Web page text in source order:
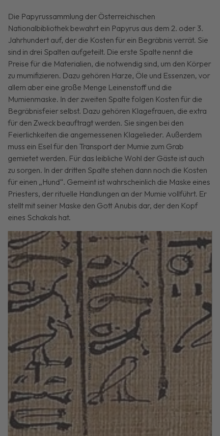
Die Papyrussammlung der Österreichischen
Nationalbibliothek bewahrt ein Papyrus aus dem 2. oder 3.
Jahrhundert auf, der die Kosten für ein Begräbnis verrät. Sie
sind in drei Spalten aufgeteilt. Die erste Spalte nennt die
Preise für die Materialien, die notwendig sind, um den Körper
zu mumifizieren. Dazu gehören Harze, Öle und Essenzen, vor
allem aber eine große Menge Leinenstoff und die
Mumienmaske. In der zweiten Spalte folgen Kosten für die
Begräbnisfeier selbst. Dazu gehören Klagefrauen, die extra
für den Zweck beauftragt werden. Sie singen bei den
Feierlichkeiten die angemessenen Klagelieder. Außerdem
muss ein Esel für den Transport der Mumie zum Grab
gemietet werden. Für das leibliche Wohl der Gäste ist auch
zu sorgen. In der dritten Spalte stehen dann noch die Kosten
für einen „Hund“. Gemeint ist wahrscheinlich die Maske eines
Priesters, der rituelle Handlungen an der Mumie vollführt. Er
stellt mit seiner Maske den Gott Anubis dar, der den Kopf
eines Schakals hat.
Den Toten errichtet man großzügige Grabstätten. © Wikimedia